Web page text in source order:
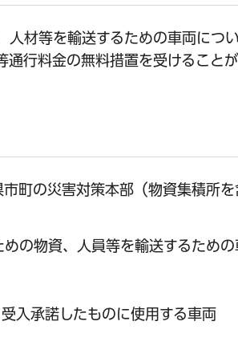
材等を輸送するための車両につい
行料金の無料措置を受けることが
町の災害対策本部（物資集積所
の物資、人員等を輸送するための
入承諾したものに使用する車両